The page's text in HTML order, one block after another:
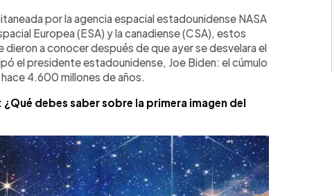
por la agencia espacial estadounidense NASA
Europea (ESA) y la canadiense (CSA), estos
a conocer después de que ayer se desvelara el
el presidente estadounidense, Joe Biden: el cúmulo
4.600 millones de años.
debes saber sobre la primera imagen del